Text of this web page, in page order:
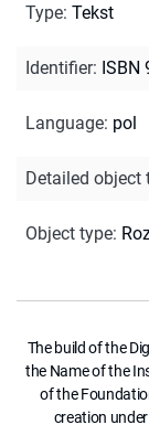
Type: Tekst
Identifier: ISBN
Language: pol
Detailed object
Object type:
The build of the
the Name of the
of the
creation